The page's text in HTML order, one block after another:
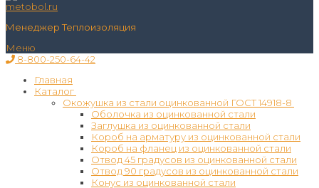
Менеджер Теплоизоляция
Меню
8-800-250-64-42
Главная
Каталог
Окожушка из стали оцинкованной ГОСТ 14918-8
Оболочка из оцинкованной стали
Заглушка из оцинкованной стали
Короб на арматуру из оцинкованной стали
Короб на фланец из оцинкованной стали
Отвод 45 градусов из оцинкованной стали
Отвод 90 градусов из оцинкованной стали
Конус из оцинкованной стали